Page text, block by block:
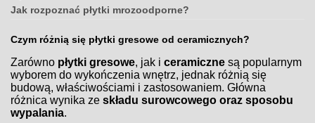
Jak rozpoznać płytki mrozoodporne?
Czym różnią się płytki gresowe od ceramicznych?
Zarówno płytki gresowe, jak iceramiczne są popularnym
wyborem do wykończenia wnętrz, jednak różnią się
budową, właściwościami i zastosowaniem. Główna
różnica wynika zeskładu surowcowego oraz sposobu
wypalania.